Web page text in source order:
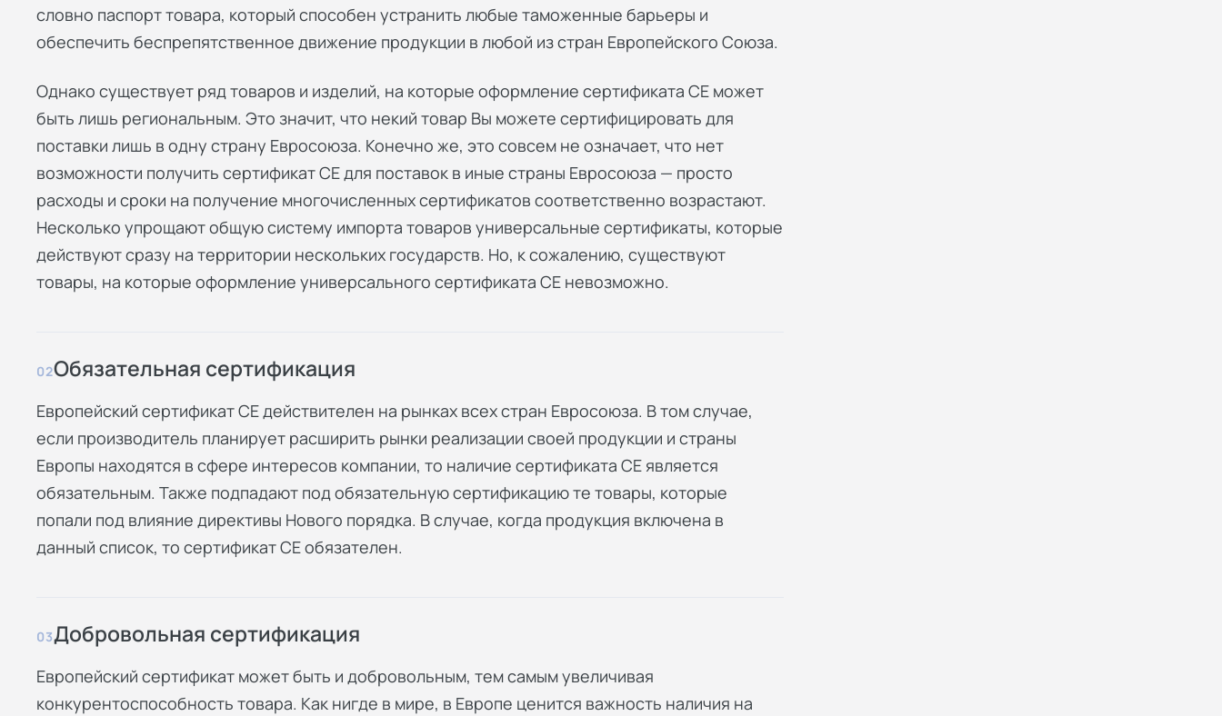
словно паспорт товара, который способен устранить любые таможенные барьеры и
обеспечить беспрепятственное движение продукции в любой из стран Европейского Союза.
Однако существует ряд товаров и изделий, на которые оформление сертификата СЕ может
быть лишь региональным. Это значит, что некий товар Вы можете сертифицировать для
поставки лишь в одну страну Евросоюза. Конечно же, это совсем не означает, что нет
возможности получить сертификат СЕ для поставок в иные страны Евросоюза — просто
расходы и сроки на получение многочисленных сертификатов соответственно возрастают.
Несколько упрощают общую систему импорта товаров универсальные сертификаты, которые
действуют сразу на территории нескольких государств. Но, к сожалению, существуют
товары, на которые оформление универсального сертификата СЕ невозможно.
02Обязательная сертификация
Европейский сертификат СЕ действителен на рынках всех стран Евросоюза. В том случае,
если производитель планирует расширить рынки реализации своей продукции и страны
Европы находятся в сфере интересов компании, то наличие сертификата СЕ является
обязательным. Также подпадают под обязательную сертификацию те товары, которые
попали под влияние директивы Нового порядка. В случае, когда продукция включена в
данный список, то сертификат СЕ обязателен.
03Добровольная сертификация
Европейский сертификат может быть и добровольным, тем самым увеличивая
конкурентоспособность товара. Как нигде в мире, в Европе ценится важность наличия на